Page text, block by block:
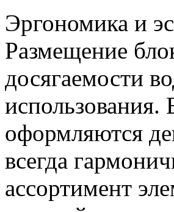
Эргономика и
Размещение
досягаемости
использования.
оформляются
всегда
ассортимент